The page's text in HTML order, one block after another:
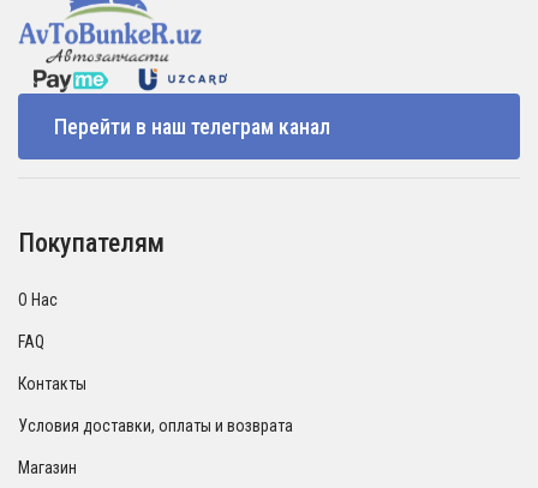
Перейти в наш телеграм канал
Покупателям
О Нас
FAQ
Контакты
Условия доставки, оплаты и возврата
Магазин